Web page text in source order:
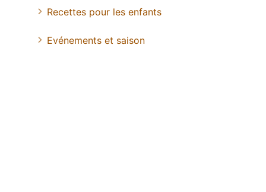
Recettes pour les enfants
Evénements et saison